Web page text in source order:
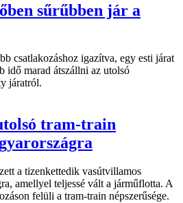
sűrűbben jár a
csatlakozáshoz igazítva, egy esti járat
idő marad átszállni az utolsó
járatról.
tram-train
a tizenkettedik vasútvillamos
amellyel teljessé vált a járműflotta. A
felüli a tram-train népszerűsége.